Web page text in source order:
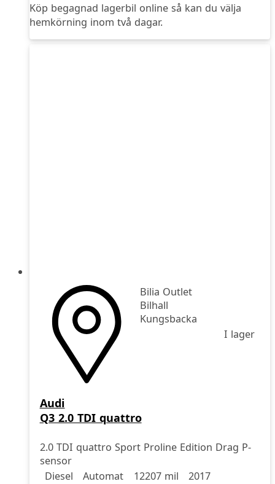
Köp begagnad lagerbil online så kan du välja
hemkörning inom två dagar.
Bilia Outlet
Bilhall
Kungsbacka
I lager
Audi
Q3 2.0 TDI quattro
2.0 TDI quattro Sport Proline Edition Drag P-
sensor
Drivmedel
Diesel
DrivmedelAutomat
Miltal 12207 mil
årsmodell 2017